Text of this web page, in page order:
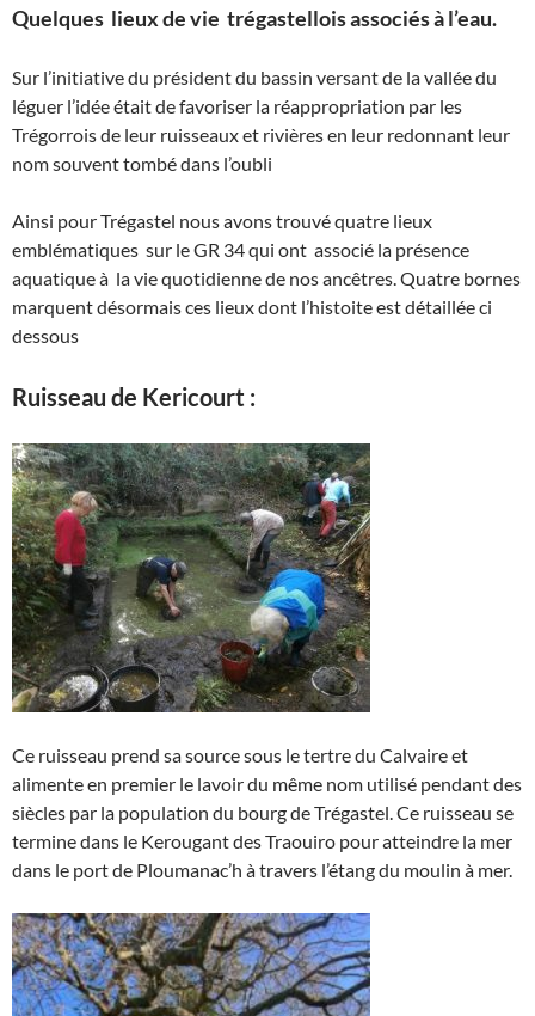
Quelques lieux de vie trégastellois associés à l’eau.
Sur l’initiative du président du bassin versant de la vallée du
léguer l’idée était de favoriser la réappropriation par les
Trégorrois de leur ruisseaux et rivières en leur redonnant leur
nom souvent tombé dans l’oubli
Ainsi pour Trégastel nous avons trouvé quatre lieux
emblématiques sur le GR 34 qui ont associé la présence
aquatique à la vie quotidienne de nos ancêtres. Quatre bornes
marquent désormais ces lieux dont l’histoite est détaillée ci
dessous
Ruisseau de Kericourt :
Ce ruisseau prend sa source sous le tertre du Calvaire et
alimente en premier le lavoir du même nom utilisé pendant des
siècles par la population du bourg de Trégastel. Ce ruisseau se
termine dans le Kerougant des Traouiro pour atteindre la mer
dans le port de Ploumanac’h à travers l’étang du moulin à mer.